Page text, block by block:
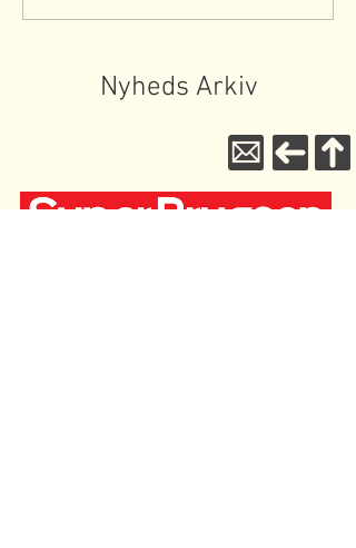
Nyheds Arkiv